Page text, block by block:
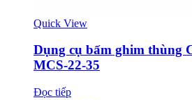
Quick View
Dụng cụ bấm ghim thùng
MCS-22-35
Đọc tiếp